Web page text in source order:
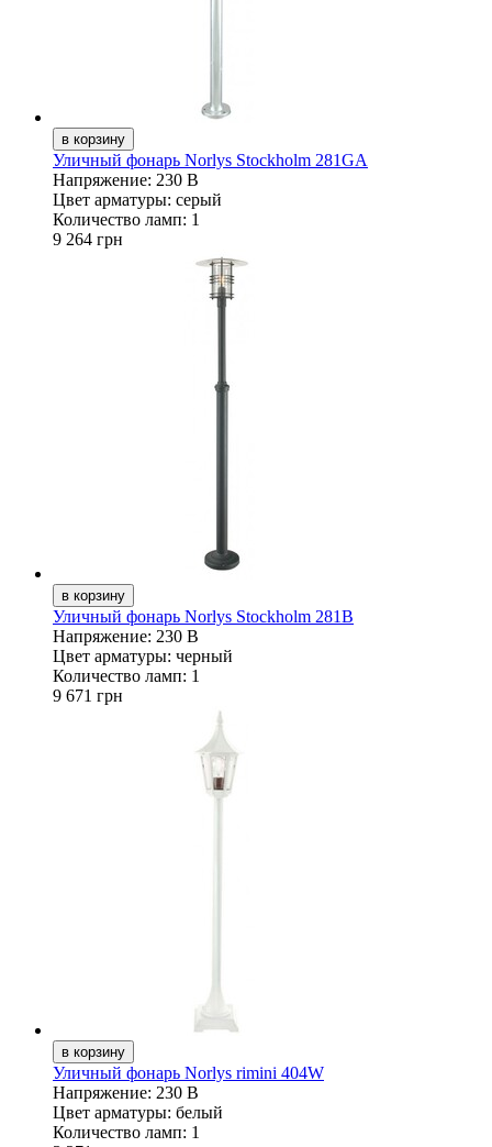
Уличный фонарь Norlys Stockholm 281GA
Напряжение: 230 В
Цвет арматуры: серый
Количество ламп: 1
9 264 грн
Уличный фонарь Norlys Stockholm 281B
Напряжение: 230 В
Цвет арматуры: черный
Количество ламп: 1
9 671 грн
Уличный фонарь Norlys rimini 404W
Напряжение: 230 В
Цвет арматуры: белый
Количество ламп: 1